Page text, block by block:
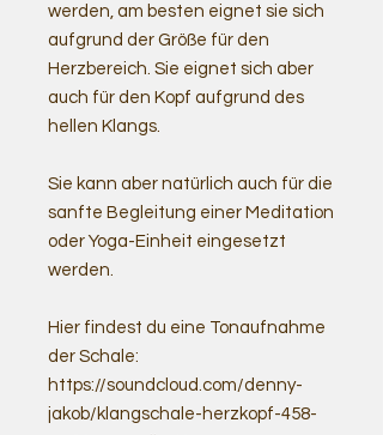
werden, am besten eignet sie sich
aufgrund der Größe für den
Herzbereich. Sie eignet sich aber
auch für den Kopf aufgrund des
hellen Klangs.
Sie kann aber natürlich auch für die
sanfte Begleitung einer Meditation
oder Yoga-Einheit eingesetzt
werden.
Hier findest du eine Tonaufnahme
der Schale:
https://soundcloud.com/denny-
jakob/klangschale-herzkopf-458-